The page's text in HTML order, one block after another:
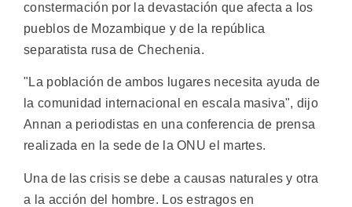
constermación por la devastación que afecta a los
pueblos de Mozambique y de la república
separatista rusa de Chechenia.
"La población de ambos lugares necesita ayuda de
la comunidad internacional en escala masiva", dijo
Annan a periodistas en una conferencia de prensa
realizada en la sede de la ONU el martes.
Una de las crisis se debe a causas naturales y otra
a la acción del hombre. Los estragos en